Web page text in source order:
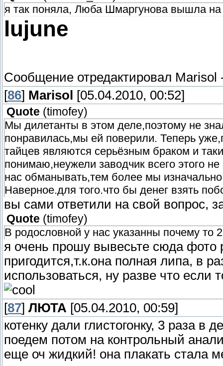
я так поняла, Люба Шмаргунова вышла на
lujune
Сообщение отредактировал Marisol
[86] Marisol [05.04.2010, 00:52]
Quote (timofey)
Мы дилетанты в этом деле,поэтому не
понравилась,мы ей поверили. Теперь
тайцев являются серьёзным браком и
понимаю,неужели заводчик всего этого
нас обманывать,тем более мы
Наверное.для того.что бы денег взять
вы сами ответили на свой вопрос,
Quote (timofey)
В родословной у нас указанны почему то
я очень прошу вывесьте сюда фото
пригодится,т.к.она полная липа, в
использоваться, ну разве что если
[87] ЛЮТА [05.04.2010, 00:59]
котенку дали глистогонку, 3 раза в
поедем потом на контрольный
еще оч жидкий! она плакать стала